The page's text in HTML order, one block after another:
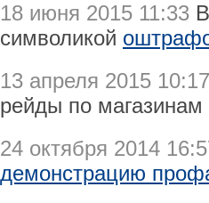
18 июня 2015 11:33
символикой
13 апреля 2015 10:17
рейды по магазинам
24 октября 2014
демонстрацию